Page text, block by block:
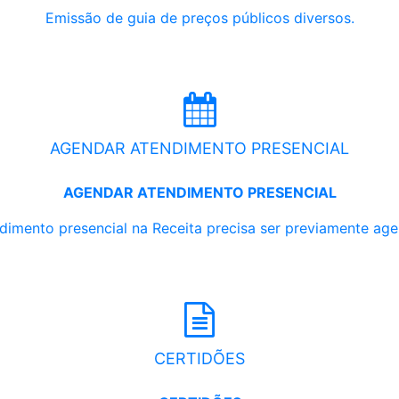
Emissão de guia de preços públicos diversos.
AGENDAR ATENDIMENTO PRESENCIAL
AGENDAR ATENDIMENTO PRESENCIAL
presencial na Receita precisa ser previamente
CERTIDÕES